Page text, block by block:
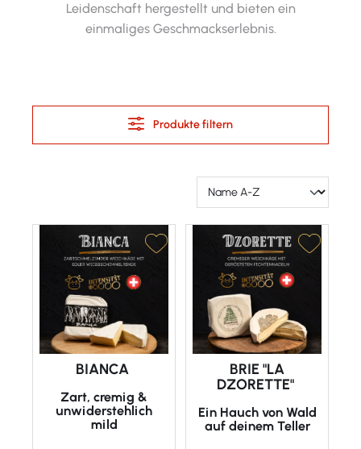
Leidenschaft hergestellt und bieten ein
einmaliges Geschmackserlebnis.
Produkte filtern
BIANCA
Zart, cremig &
unwiderstehlich
mild
BRIE "LA
DZORETTE"
Ein Hauch von Wald
auf deinem Teller